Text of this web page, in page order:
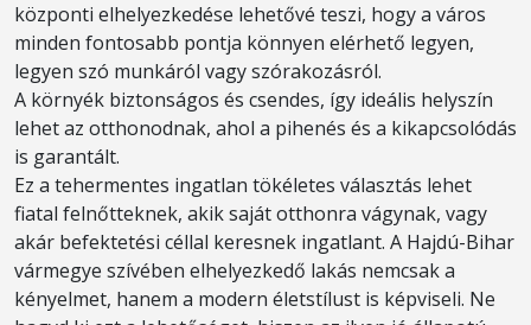
központi elhelyezkedése lehetővé teszi, hogy a város
minden fontosabb pontja könnyen elérhető legyen,
legyen szó munkáról vagy szórakozásról.
A környék biztonságos és csendes, így ideális helyszín
lehet az otthonodnak, ahol a pihenés és a kikapcsolódás
is garantált.
Ez a tehermentes ingatlan tökéletes választás lehet
fiatal felnőtteknek, akik saját otthonra vágynak, vagy
akár befektetési céllal keresnek ingatlant. A Hajdú-Bihar
vármegye szívében elhelyezkedő lakás nemcsak a
kényelmet, hanem a modern életstílust is képviseli. Ne